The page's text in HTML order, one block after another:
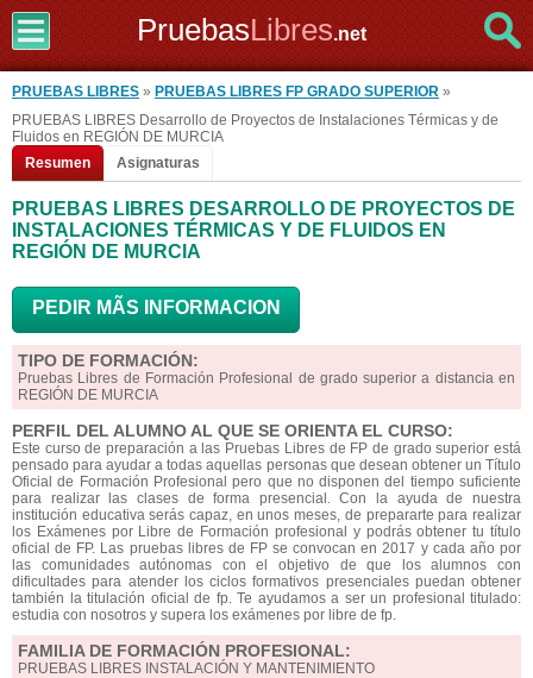
PruebasLibres.net
PRUEBAS LIBRES » PRUEBAS LIBRES FP GRADO SUPERIOR »
PRUEBAS LIBRES Desarrollo de Proyectos de Instalaciones Térmicas y de
Fluidos en REGIÓN DE MURCIA
Resumen
Asignaturas
PRUEBAS LIBRES DESARROLLO DE PROYECTOS DE
INSTALACIONES TÉRMICAS Y DE FLUIDOS EN
REGIÓN DE MURCIA
PEDIR MÃS INFORMACION
TIPO DE FORMACIÓN:
Pruebas Libres de Formación Profesional de grado superior a distancia en
REGIÓN DE MURCIA
PERFIL DEL ALUMNO AL QUE SE ORIENTA EL CURSO:
Este curso de preparación a las Pruebas Libres de FP de grado superior está
pensado para ayudar a todas aquellas personas que desean obtener un Título
Oficial de Formación Profesional pero que no disponen del tiempo suficiente
para realizar las clases de forma presencial. Con la ayuda de nuestra
institución educativa serás capaz, en unos meses, de prepararte para realizar
los Exámenes por Libre de Formación profesional y podrás obtener tu título
oficial de FP. Las pruebas libres de FP se convocan en 2017 y cada año por
las comunidades autónomas con el objetivo de que los alumnos con
dificultades para atender los ciclos formativos presenciales puedan obtener
también la titulación oficial de fp. Te ayudamos a ser un profesional titulado:
estudia con nosotros y supera los exámenes por libre de fp.
FAMILIA DE FORMACIÓN PROFESIONAL:
PRUEBAS LIBRES INSTALACIÓN Y MANTENIMIENTO